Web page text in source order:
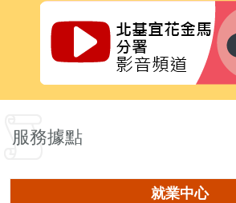
服務據點
就業中心